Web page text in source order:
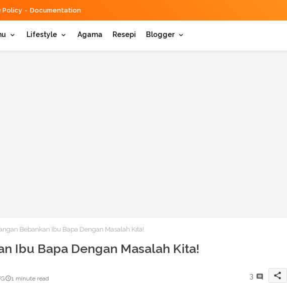
Policy Documentation
Lifestyle Agama Resepi Blogger
Bebankan Ibu Bapa Dengan Masalah Kita!
Ibu Bapa Dengan Masalah Kita!
1 minute read 3 share